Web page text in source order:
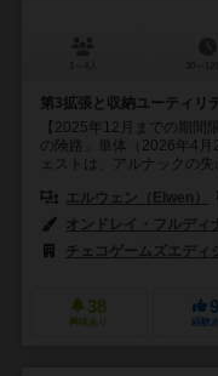
第3拡張と収納ユーティリ
【2025年12月までの期間
の険路」単体（2026年4
ェストは、アルナックの失
エルウェン（Elwen）
オンドレイ・フルディ
チェコゲームズエディ
38
興味あり 経験あ